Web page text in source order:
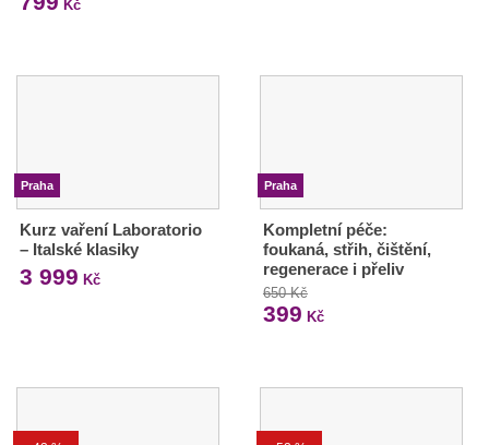
Kč
Praha
Kurz vaření Laboratorio
– Italské klasiky
3 999 Kč
Praha
Kompletní péče:
foukaná, střih, čištění,
regenerace i přeliv
650 Kč
399 Kč